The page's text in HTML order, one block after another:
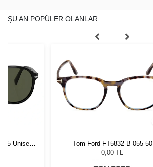
ŞU AN POPÜLER OLANLAR
55 Unisex
Tom Ford FT5832-B 055 50
0,00 TL